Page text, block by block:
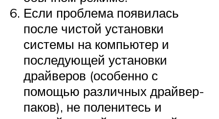
Если проблема появилась
после чистой установки
системы на компьютер и
последующей установки
драйверов (особенно с
помощью различных драйвер-
паков), не поленитесь и